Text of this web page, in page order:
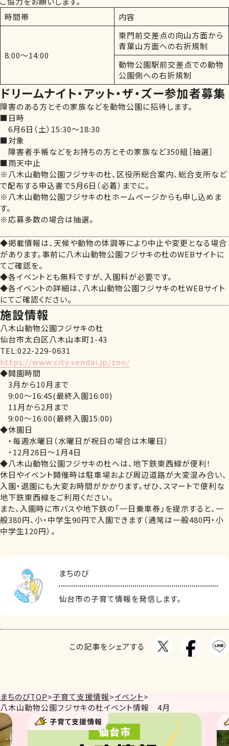
時間帯
内容
8:00～14:00
東門前交差点の向山方面から
青葉山方面への右折規制
動物公園駅前交差点での動物
公園側への右折規制
ドリームナイト・アット・ザ・ズー参加者募集
障害のある方とその家族などを動物公園に招待します。
■日時
6月6日（土）15:30～18:30
■対象
障害者手帳などをお持ちの方とその家族など350組［抽選］
■雨天中止
※八木山動物公園フジサキの杜、区役所総合案内、総合支所など
で配布する申込書で5月6日（必着）までに。
※八木山動物公園フジサキの杜ホームページからも申し込めま
す。
※応募多数の場合は抽選。
◆掲載情報は、天候や動物の体調等により中止や変更となる場合
があります。事前に八木山動物公園フジサキの杜のWEBサイトに
てご確認を。
◆各イベントとも無料ですが、入園料が必要です。
◆各イベントの詳細は、八木山動物公園フジサキの杜WEBサイト
にてご確認ください。
施設情報
八木山動物公園フジサキの杜
仙台市太白区八木山本町1-43
TEL:022-229-0631
https://www.city.sendai.jp/zoo/
◆開園時間
3月から10月まで
9:00～16:45(最終入園16:00)
11月から2月まで
9:00～16:00(最終入園15:00)
◆休園日
・毎週水曜日（水曜日が祝日の場合は木曜日）
・12月28日～1月4日
◆八木山動物公園フジサキの杜へは、地下鉄東西線が便利！
休日やイベント開催時は駐車場および周辺道路が大変混み合い、
入園・退園にも大変お時間がかかります。ぜひ、スマートで便利な
地下鉄東西線をご利用ください。
また、入園時に市バスや地下鉄の「一日乗車券」を提示すると、一
般380円、小・中学生90円で入園できます（通常は一般480円・小
中学生120円）。
まちのび
仙台市の子育て情報を発信します。
この記事をシェアする
まちのびTOP>子育て支援情報>イベント>
八木山動物公園フジサキの杜イベント情報 4月
報 子育て支援情報